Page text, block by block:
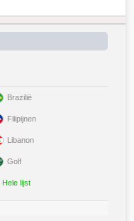
Brazilië
Filipijnen
Libanon
Golf
Hele lijst